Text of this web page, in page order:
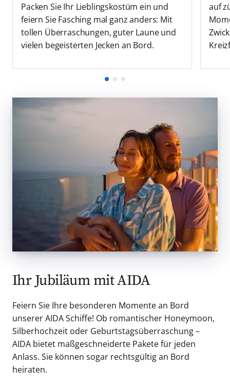
Packen Sie Ihr Lieblingskostüm ein und
feiern Sie Fasching mal ganz anders: Mit
tollen Überraschungen, guter Laune und
vielen begeisterten Jecken an Bord.
auf
Ihr Jubiläum mit AIDA
Feiern Sie Ihre besonderen Momente an Bord
unserer AIDA Schiffe! Ob romantischer Honeymoon,
Silberhochzeit oder Geburtstagsüberraschung –
AIDA bietet maßgeschneiderte Pakete für jeden
Anlass. Sie können sogar rechtsgültig an Bord
heiraten.